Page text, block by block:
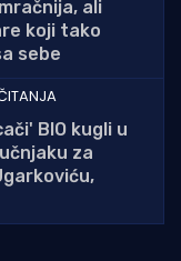
ali
koji tako
sebe
BIO kugli u
za